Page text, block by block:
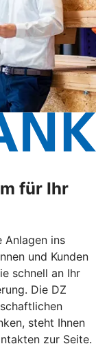
für Ihr
Anlagen ins
und Kunden
schnell an Ihr
Die DZ
steht Ihnen
zur Seite.